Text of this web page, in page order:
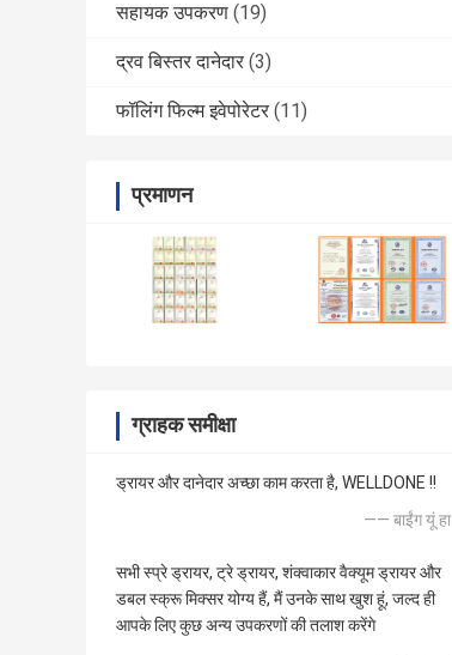
सहायक उपकरण (19)
द्रव बिस्तर दानेदार (3)
फॉलिंग फिल्म इवेपोरेटर (11)
प्रमाणन
ग्राहक समीक्षा
ड्रायर और दानेदार अच्छा काम करता है, WELLDONE !!
—— बाईंग यूं हा
सभी स्प्रे ड्रायर, ट्रे ड्रायर, शंक्वाकार वैक्यूम ड्रायर और
डबल स्क्रू मिक्सर योग्य हैं, मैं उनके साथ खुश हूं, जल्द ही
आपके लिए कुछ अन्य उपकरणों की तलाश करेंगे